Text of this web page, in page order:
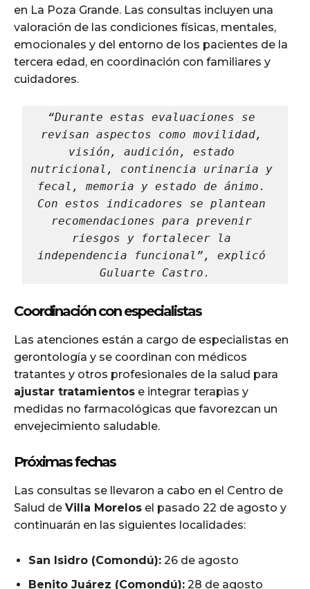
en La Poza Grande. Las consultas incluyen una
valoración de las condiciones físicas, mentales,
emocionales y del entorno de los pacientes de la
tercera edad, en coordinación con familiares y
cuidadores.
“Durante estas evaluaciones se
revisan aspectos como movilidad,
visión, audición, estado
nutricional, continencia urinaria y
fecal, memoria y estado de ánimo.
Con estos indicadores se plantean
recomendaciones para prevenir
riesgos y fortalecer la
independencia funcional”, explicó
Guluarte Castro.
Coordinación con especialistas
Las atenciones están a cargo de especialistas en
gerontología y se coordinan con médicos
tratantes y otros profesionales de la salud para
ajustar tratamientos e integrar terapias y
medidas no farmacológicas que favorezcan un
envejecimiento saludable.
Próximas fechas
Las consultas se llevaron a cabo en el Centro de
Salud de Villa Morelos el pasado 22 de agosto y
continuarán en las siguientes localidades:
San Isidro (Comondú): 26 de agosto
Benito Juárez (Comondú): 28 de agosto